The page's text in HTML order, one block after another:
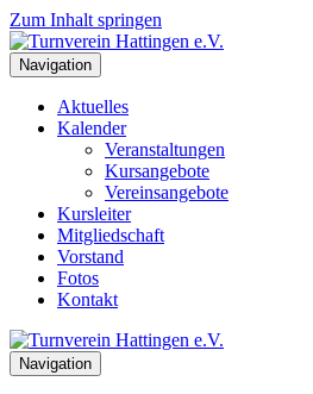
Zum Inhalt springen
Navigation
Aktuelles
Kalender
Veranstaltungen
Kursangebote
Vereinsangebote
Kursleiter
Mitgliedschaft
Vorstand
Fotos
Kontakt
Navigation